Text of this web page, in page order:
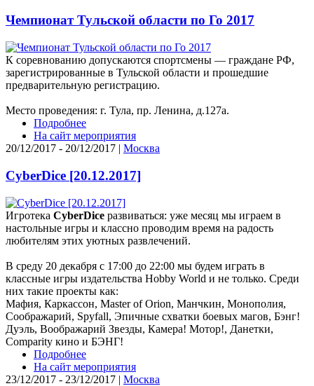
Чемпионат Тульской области по Го 2017
К соревнованию допускаются спортсмены — граждане РФ,
зарегистрированные в Тульской области и прошедшие
предварительную регистрацию.
Место проведения: г. Тула, пр. Ленина, д.127а.
Подробнее
На сайт мероприятия
20/12/2017 - 20/12/2017 | Москва
CyberDice [20.12.2017]
Игротека CyberDice развиваться: уже месяц мы играем в
настольные игры и классно проводим время на радость
любителям этих уютных развлечений.
В среду 20 декабря с 17:00 до 22:00 мы будем играть в
классные игры издательства Hobby World и не только. Среди
них такие проекты как:
Мафия, Каркассон, Master of Orion, Манчкин, Монополия,
Соображарий, Spyfall, Эпичные схватки боевых магов, Бэнг!
Дуэль, Воображарий Звезды, Камера! Мотор!, Данетки,
Comparity кино и БЭНГ!
Подробнее
На сайт мероприятия
23/12/2017 - 23/12/2017 | Москва